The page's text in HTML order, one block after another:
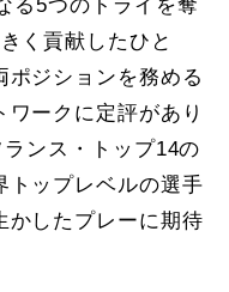
る5つのトライを奪
く貢献したひと
ポジションを務める
ークに定評があり
ンス・トップ14の
トップレベルの選手
かしたプレーに期待